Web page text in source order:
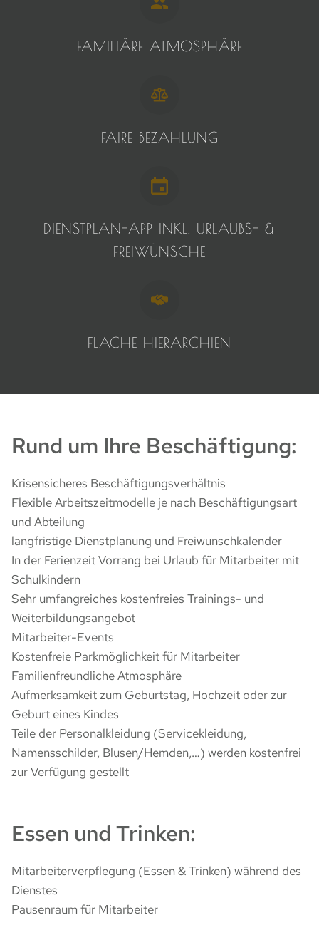
FAMILIÄRE ATMOSPHÄRE
FAIRE BEZAHLUNG
DIENSTPLAN-APP INKL. URLAUBS- &
FREIWÜNSCHE
FLACHE HIERARCHIEN
Rund um Ihre Beschäftigung:
Krisensicheres Beschäftigungsverhältnis
Flexible Arbeitszeitmodelle je nach Beschäftigungsart
und Abteilung
langfristige Dienstplanung und Freiwunschkalender
In der Ferienzeit Vorrang bei Urlaub für Mitarbeiter mit
Schulkindern
Sehr umfangreiches kostenfreies Trainings- und
Weiterbildungsangebot
Mitarbeiter-Events
Kostenfreie Parkmöglichkeit für Mitarbeiter
Familienfreundliche Atmosphäre
Aufmerksamkeit zum Geburtstag, Hochzeit oder zur
Geburt eines Kindes
Teile der Personalkleidung (Servicekleidung,
Namensschilder, Blusen/Hemden,…) werden kostenfrei
zur Verfügung gestellt
Essen und Trinken:
Mitarbeiterverpflegung (Essen & Trinken) während des
Dienstes
Pausenraum für Mitarbeiter